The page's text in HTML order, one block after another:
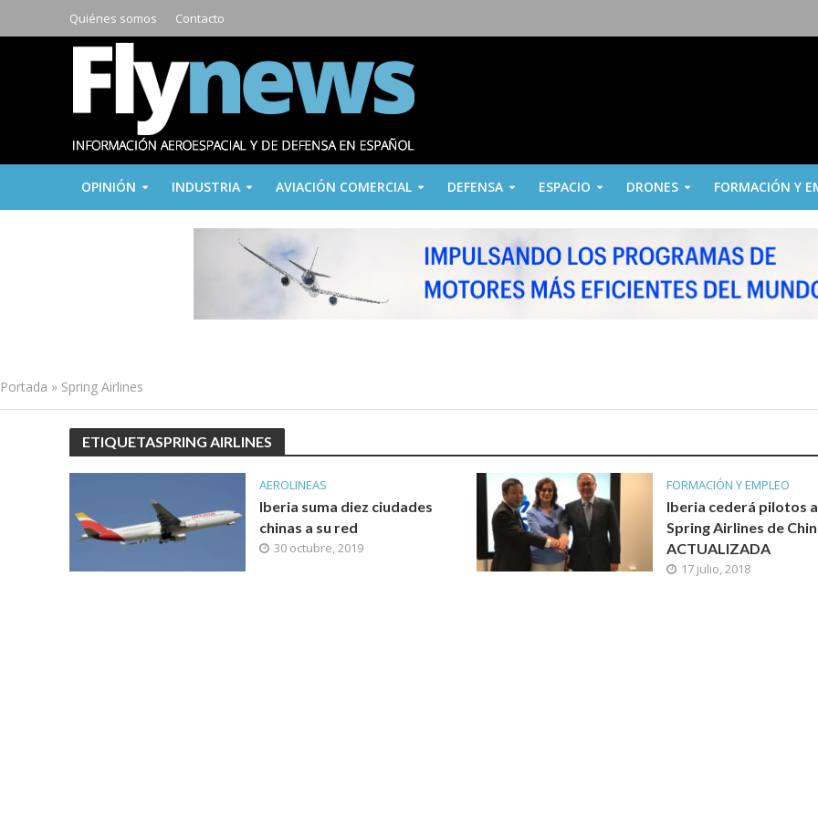
Quiénes somos Contacto
OPINIÓN INDUSTRIA AVIACIÓN COMERCIAL DEFENSA ESPACIO DRONES FORMACIÓN Y
Portada » Spring Airlines
ETIQUETASPRING AIRLINES
AEROLINEAS
Iberia suma diez ciudades
chinas a su red
30 octubre, 2019
FORMACIÓN Y EMPLEO
Iberia cederá pilotos a
Spring Airlines de
ACTUALIZADA
17 julio, 2018